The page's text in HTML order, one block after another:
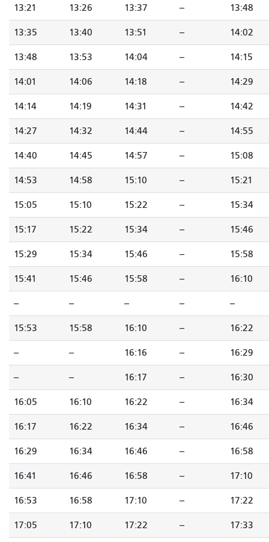
13:21 13:26 13:37 -- 13:48
13:35 13:40 13:51 -- 14:02
13:48 13:53 14:04 -- 14:15
14:01 14:06 14:18 -- 14:29
14:14 14:19 14:31 -- 14:42
14:27 14:32 14:44 -- 14:55
14:40 14:45 14:57 -- 15:08
14:53 14:58 15:10 -- 15:21
15:05 15:10 15:22 -- 15:34
15:17 15:22 15:34 -- 15:46
15:29 15:34 15:46 -- 15:58
15:41 15:46 15:58 -- 16:10
-- -- -- -- --
15:53 15:58 16:10 -- 16:22
-- -- 16:16 -- 16:29
-- -- 16:17 -- 16:30
16:05 16:10 16:22 -- 16:34
16:17 16:22 16:34 -- 16:46
16:29 16:34 16:46 -- 16:58
16:41 16:46 16:58 -- 17:10
16:53 16:58 17:10 -- 17:22
17:05 17:10 17:22 -- 17:33